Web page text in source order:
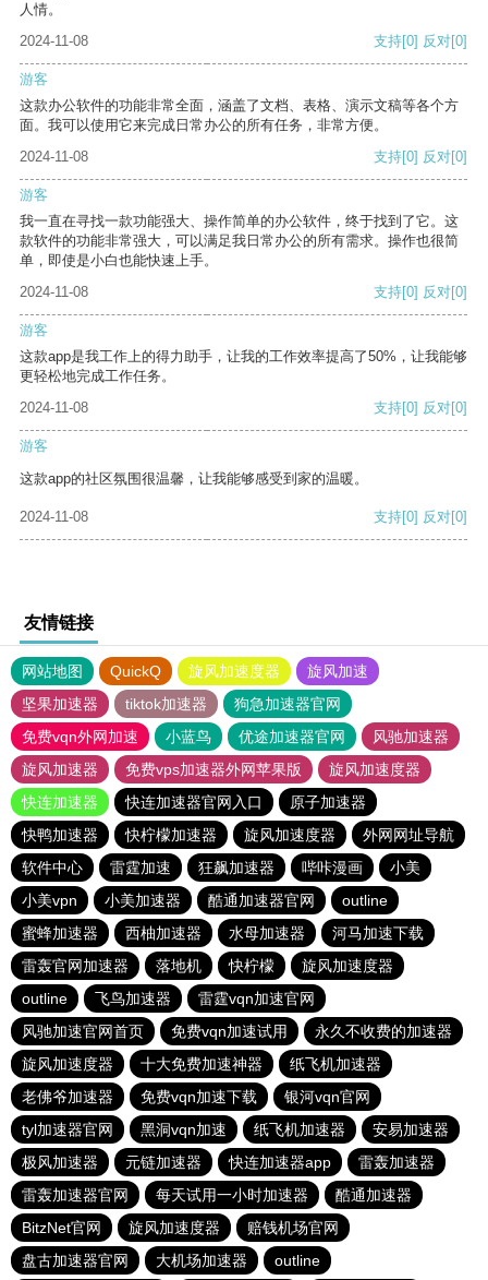
人情。
2024-11-08
支持[0] 反对[0]
游客
这款办公软件的功能非常全面，涵盖了文档、表格、演示文稿等各个方
面。我可以使用它来完成日常办公的所有任务，非常方便。
2024-11-08
支持[0] 反对[0]
游客
我一直在寻找一款功能强大、操作简单的办公软件，终于找到了它。这
款软件的功能非常强大，可以满足我日常办公的所有需求。操作也很简
单，即使是小白也能快速上手。
2024-11-08
支持[0] 反对[0]
游客
这款app是我工作上的得力助手，让我的工作效率提高了50%，让我能够
更轻松地完成工作任务。
2024-11-08
支持[0] 反对[0]
游客
这款app的社区氛围很温馨，让我能够感受到家的温暖。
2024-11-08 支持[0] 反对[0]
友情链接
网站地图 QuickQ 旋风加速度器
旋风加速
坚果加速器
tiktok加速器
狗急加速器官网
免费vqn外网加速
小蓝鸟 优途加速器官网
风驰加速器
旋风加速器
免费vps加速器外网苹果版
旋风加速度器
快连加速器
快连加速器官网入口
原子加速器
快鸭加速器
快柠檬加速器 旋风加速度器
外网网址导航
软件中心
雷霆加速 狂飙加速器 哔咔漫画
小美
小美vpn
小美加速器 酷通加速器官网
outline
蜜蜂加速器
西柚加速器 水母加速器
河马加速下载
雷轰官网加速器
落地机 快柠檬
旋风加速度器
outline
飞鸟加速器
雷霆vqn加速官网
风驰加速官网首页
免费vqn加速试用
永久不收费的加速器
旋风加速度器
十大免费加速神器
纸飞机加速器
老佛爷加速器
免费vqn加速下载
银河vqn官网
tyl加速器官网
黑洞vqn加速 纸飞机加速器
安易加速器
极风加速器
元链加速器 快连加速器app
雷轰加速器
雷轰加速器官网
每天试用一小时加速器
酷通加速器
BitzNet官网
旋风加速度器
赔钱机场官网
盘古加速器官网
大机场加速器 outline